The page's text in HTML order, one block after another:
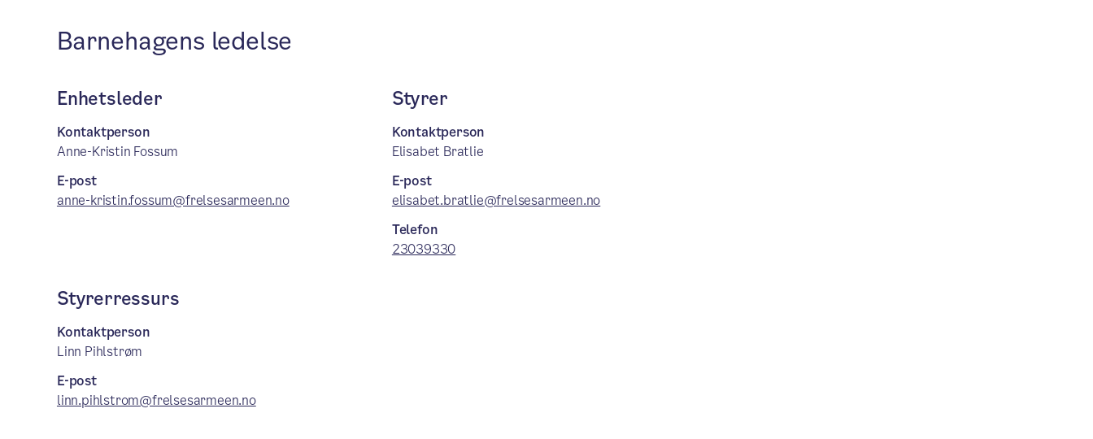
Barnehagens ledelse
Enhetsleder
Kontaktperson
Anne-Kristin Fossum
E-post
anne-kristin.fossum@frelsesarmeen.no
Styrer
Kontaktperson
Elisabet Bratlie
E-post
elisabet.bratlie@frelsesarmeen.no
Telefon
23039330
Styrerressurs
Kontaktperson
Linn Pihlstrøm
E-post
linn.pihlstrom@frelsesarmeen.no